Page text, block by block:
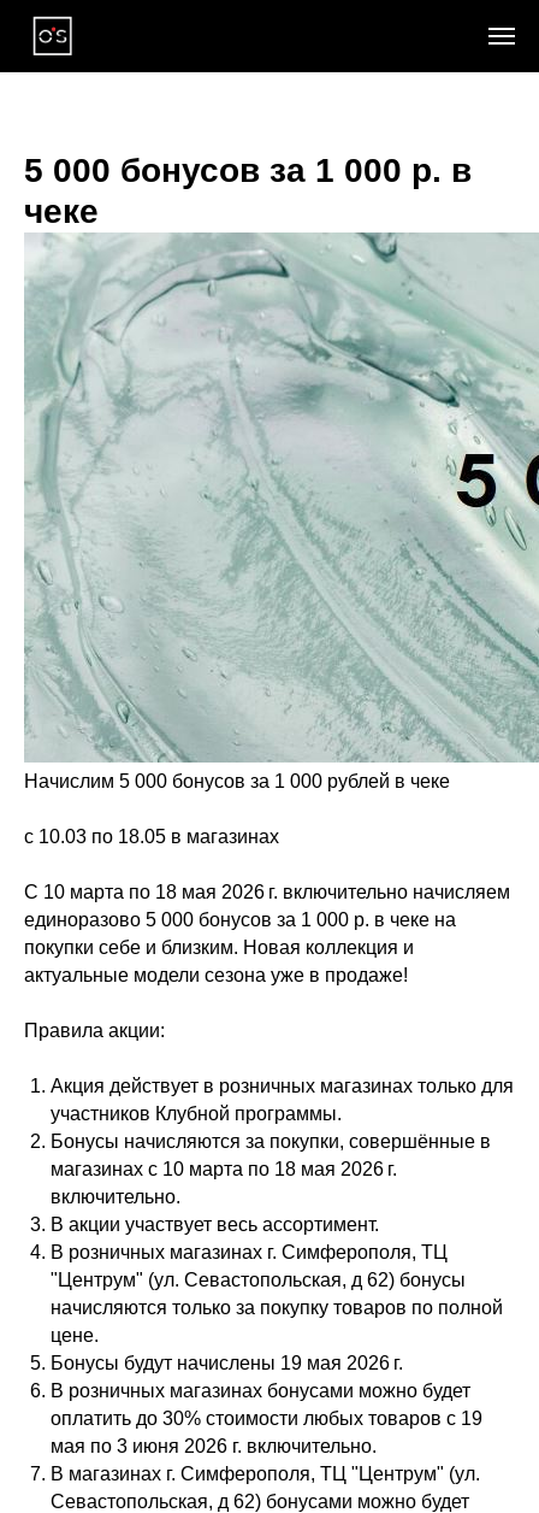
5 000 бонусов за 1 000 р. в
чеке
Начислим 5 000 бонусов за 1 000 рублей в чеке
с 10.03 по 18.05 в магазинах
С 10 марта по 18 мая 2026 г. включительно начисляем
единоразово 5 000 бонусов за 1 000 р. в чеке на
покупки себе и близким. Новая коллекция и
актуальные модели сезона уже в продаже!
Правила акции:
Акция действует в розничных магазинах только для
участников Клубной программы.
Бонусы начисляются за покупки, совершённые в
магазинах с 10 марта по 18 мая 2026 г.
включительно.
В акции участвует весь ассортимент.
В розничных магазинах г. Симферополя, ТЦ
"Центрум" (ул. Севастопольская, д 62) бонусы
начисляются только за покупку товаров по полной
цене.
Бонусы будут начислены 19 мая 2026 г.
В розничных магазинах бонусами можно будет
оплатить до 30% стоимости любых товаров с 19
мая по 3 июня 2026 г. включительно.
В магазинах г. Симферополя, ТЦ "Центрум" (ул.
Севастопольская, д 62) бонусами можно будет